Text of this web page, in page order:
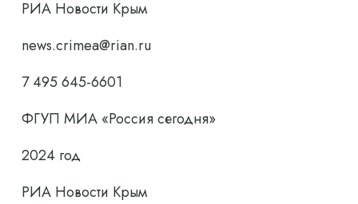
РИА Новости Крым
news.crimea@rian.ru
7 495 645-6601
ФГУП МИА «Россия сегодня»
2024 год
РИА Новости Крым